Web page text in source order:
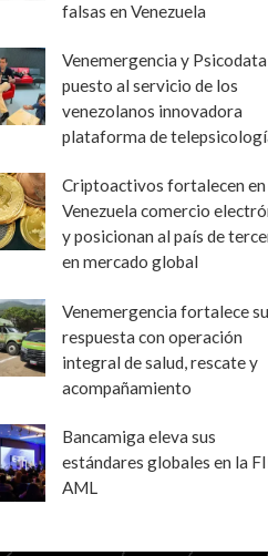
falsas en Venezuela
Venemergencia y Psicodata
puesto al servicio de los
venezolanos innovadora
plataforma de
Criptoactivos fortalecen en
Venezuela comercio
y posicionan al país de
en mercado global
Venemergencia fortalece su
respuesta con operación
integral de salud, rescate y
acompañamiento
Bancamiga eleva sus
estándares globales en la
AML